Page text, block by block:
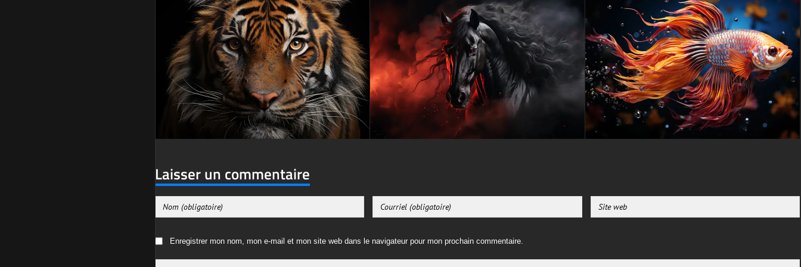
Laisser un commentaire
Enregistrer mon nom, mon e-mail et mon site web dans le navigateur pour mon prochain commentaire.